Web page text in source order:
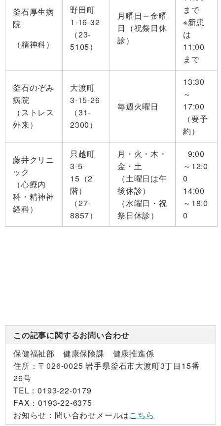
釜石厚生病
院
（精神科）
野田町
1-16-32
（23-
5105）
月曜日～金曜
日（祝祭日休
診）
まで
※新患
は
11:00
まで
釜石のぞみ
病院
（ストレス
外来）
大渡町
3-15-26
（31-
2300）
毎週火曜日
13:30
～
17:00
（要予
約）
藤井クリニ
ック
（心療内
科・精神神
経科）
只越町
3-5-
15（2
階）
（27-
8857）
月・火・木・
金・土
（土曜日は午
後休診）
（水曜日・祝
祭日休診）
9:00
～12:0
0
14:00
～18:0
0
この記事に関するお問い合わせ
保健福祉部 健康保険課 健康推進係
住所： 〒026-0025 岩手県釜石市大渡町3丁目15番
26号
TEL：0193-22-0179
FAX：0193-22-6375
お知らせ： 問い合わせメールはこちら